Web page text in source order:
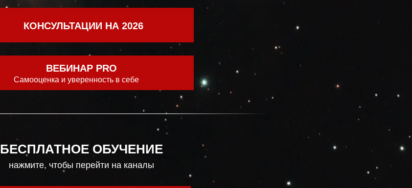
КОНСУЛЬТАЦИИ НА 2026
ВЕБИНАР PRO
Самооценка и уверенность в себе
БЕСПЛАТНОЕ ОБУЧЕНИЕ
нажмите, чтобы перейти на каналы